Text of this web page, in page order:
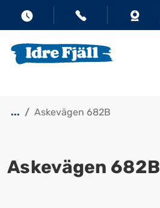
... Askevägen 682B
Askevägen 682B